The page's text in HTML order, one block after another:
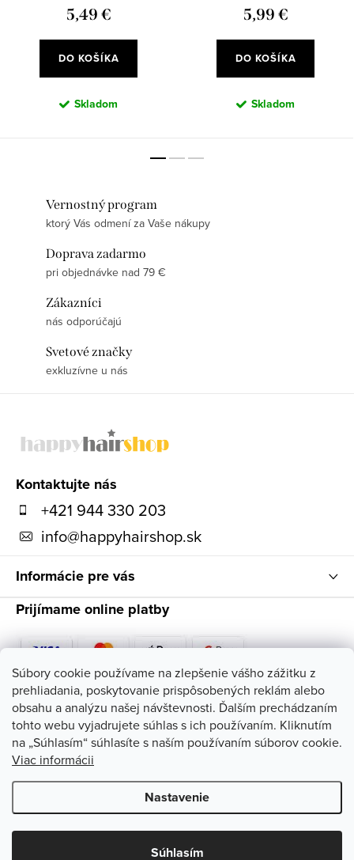
Súbory cookie používame na zlepšenie vášho zážitku z
prehliadania, poskytovanie prispôsobených reklám alebo
obsahu a analýzu našej návštevnosti. Ďalším prechádzaním
tohto webu vyjadrujete súhlas s ich používaním. Kliknutím
na „Súhlasím“ súhlasíte s naším používaním súborov cookie.
Viac informácii
Nastavenie
Súhlasím
5,49 €
DO KOŠÍKA
Skladom
5,99 €
DO KOŠÍKA
Skladom
Vernostný program
ktorý Vás odmení za Vaše nákupy
Doprava zadarmo
pri objednávke nad 79 €
Zákazníci
nás odporúčajú
Svetové značky
exkluzívne u nás
Kontaktujte nás
+421 944 330 203
info@happyhairshop.sk
Informácie pre vás
Prijímame online platby
Sledujte nás
Copyright 2026HappyHairShop. Všetky práva vyhradené.Upraviť
nastavenie cookies